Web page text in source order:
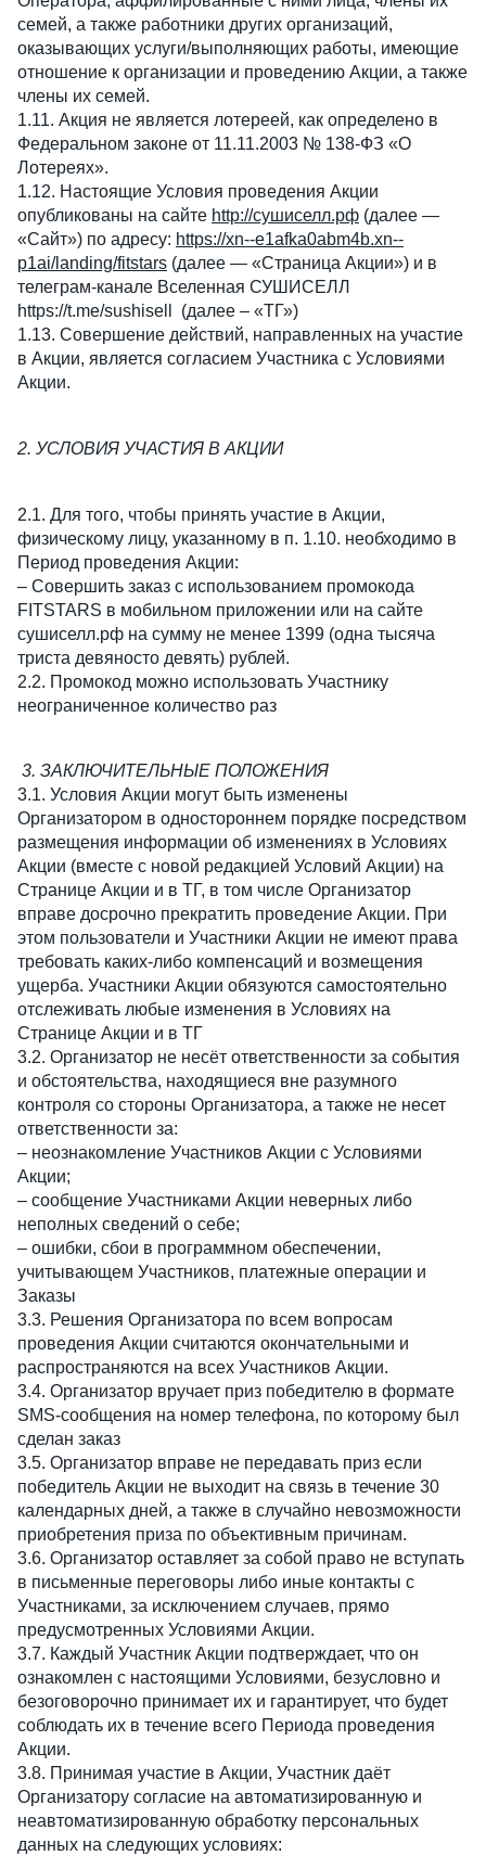
семей, а также работники других организаций,
оказывающих услуги/выполняющих работы, имеющие
отношение к организации и проведению Акции, а также
члены их семей.
1.11. Акция не является лотереей, как определено в
Федеральном законе от 11.11.2003 № 138-ФЗ «О
Лотереях».
1.12. Настоящие Условия проведения Акции
опубликованы на сайте http://сушиселл.рф (далее —
«Сайт») по адресу: https://xn--e1afka0abm4b.xn--
p1ai/landing/fitstars (далее — «Страница Акции») и в
телеграм-канале Вселенная СУШИСЕЛЛ
https://t.me/sushisell  (далее – «ТГ»)
1.13. Совершение действий, направленных на участие
в Акции, является согласием Участника с Условиями
Акции.
2. УСЛОВИЯ УЧАСТИЯ В АКЦИИ
2.1. Для того, чтобы принять участие в Акции,
физическому лицу, указанному в п. 1.10. необходимо в
Период проведения Акции:
– Совершить заказ с использованием промокода
FITSTARS в мобильном приложении или на сайте
сушиселл.рф на сумму не менее 1399 (одна тысяча
триста девяносто девять) рублей.
2.2. Промокод можно использовать Участнику
неограниченное количество раз
3. ЗАКЛЮЧИТЕЛЬНЫЕ ПОЛОЖЕНИЯ
3.1. Условия Акции могут быть изменены
Организатором в одностороннем порядке посредством
размещения информации об изменениях в Условиях
Акции (вместе с новой редакцией Условий Акции) на
Странице Акции и в ТГ, в том числе Организатор
вправе досрочно прекратить проведение Акции. При
этом пользователи и Участники Акции не имеют права
требовать каких-либо компенсаций и возмещения
ущерба. Участники Акции обязуются самостоятельно
отслеживать любые изменения в Условиях на
Странице Акции и в ТГ
3.2. Организатор не несёт ответственности за события
и обстоятельства, находящиеся вне разумного
контроля со стороны Организатора, а также не несет
ответственности за:
– неознакомление Участников Акции с Условиями
Акции;
– сообщение Участниками Акции неверных либо
неполных сведений о себе;
– ошибки, сбои в программном обеспечении,
учитывающем Участников, платежные операции и
Заказы
3.3. Решения Организатора по всем вопросам
проведения Акции считаются окончательными и
распространяются на всех Участников Акции.
3.4. Организатор вручает приз победителю в формате
SMS-сообщения на номер телефона, по которому был
сделан заказ
3.5. Организатор вправе не передавать приз если
победитель Акции не выходит на связь в течение 30
календарных дней, а также в случайно невозможности
приобретения приза по объективным причинам.
3.6. Организатор оставляет за собой право не вступать
в письменные переговоры либо иные контакты с
Участниками, за исключением случаев, прямо
предусмотренных Условиями Акции.
3.7. Каждый Участник Акции подтверждает, что он
ознакомлен с настоящими Условиями, безусловно и
безоговорочно принимает их и гарантирует, что будет
соблюдать их в течение всего Периода проведения
Акции.
3.8. Принимая участие в Акции, Участник даёт
Организатору согласие на автоматизированную и
неавтоматизированную обработку персональных
данных на следующих условиях: